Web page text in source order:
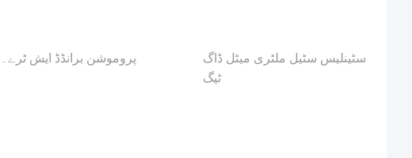
پروموشن برانڈڈ ایش ٹرے۔
سٹینلیس سٹیل ملٹری میٹل ڈاگ
ٹیگ